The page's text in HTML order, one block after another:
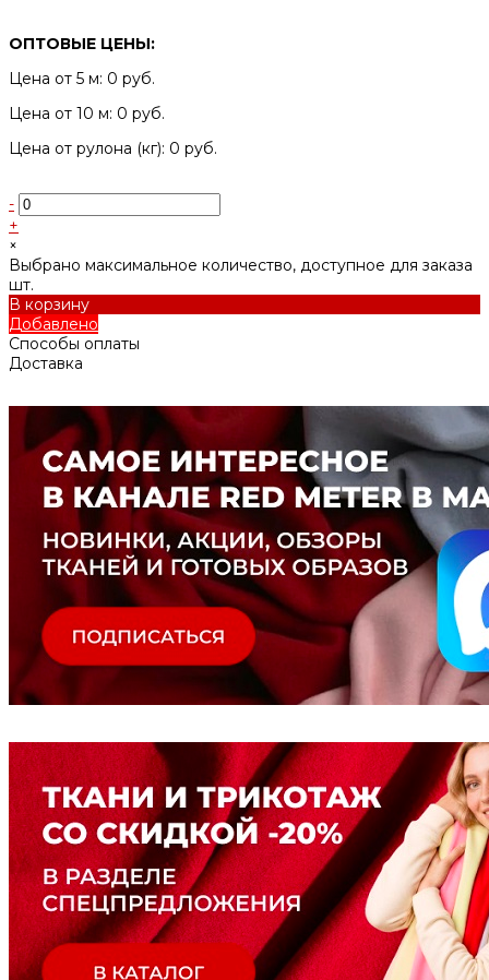
ОПТОВЫЕ ЦЕНЫ:
Цена от 5 м: 0 руб.
Цена от 10 м: 0 руб.
Цена от рулона (кг): 0 руб.
-
+
×
Выбрано максимальное количество, доступное для заказа
шт.
В корзину
Добавлено
Способы оплаты
Доставка